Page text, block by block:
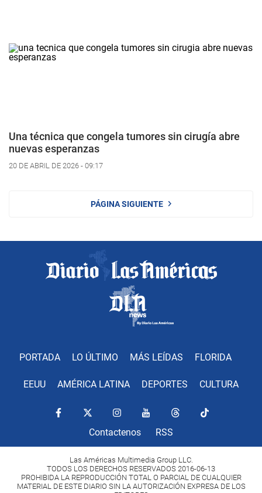
Una técnica que congela tumores sin cirugía abre
nuevas esperanzas
20 DE ABRIL DE 2026 - 09:17
PÁGINA SIGUIENTE
PORTADA LO ÚLTIMO MÁS LEÍDAS FLORIDA
EEUU AMÉRICA LATINA DEPORTES CULTURA
Contactenos RSS
Las Américas Multimedia Group LLC.
TODOS LOS DERECHOS RESERVADOS 2016-06-13
PROHIBIDA LA REPRODUCCIÓN TOTAL O PARCIAL DE CUALQUIER
MATERIAL DE ESTE DIARIO SIN LA AUTORIZACIÓN EXPRESA DE LOS